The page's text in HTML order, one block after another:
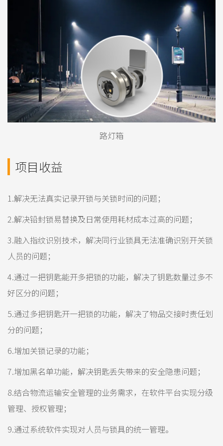
路灯箱
项目收益
1.解决无法真实记录开锁与关锁时间的问题；
2.解决铅封锁易替换及日常使用耗材成本过高的问题；
3.融入指纹识别技术，解决同行业锁具无法准确识别开关锁
人员的问题；
4.通过一把钥匙能开多把锁的功能，解决了钥匙数量过多不
好区分的问题；
5.通过多把钥匙开一把锁的功能，解决了物品交接时责任划
分的问题；
6.增加关锁记录的功能；
7.增加黑名单功能，解决钥匙丢失带来的安全隐患问题；
8.结合物流运输安全管理的业务需求，在软件平台实现分级
管理、授权管理；
9.通过系统软件实现对人员与锁具的统一管理。